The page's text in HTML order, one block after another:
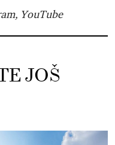
YouTube
JOŠ